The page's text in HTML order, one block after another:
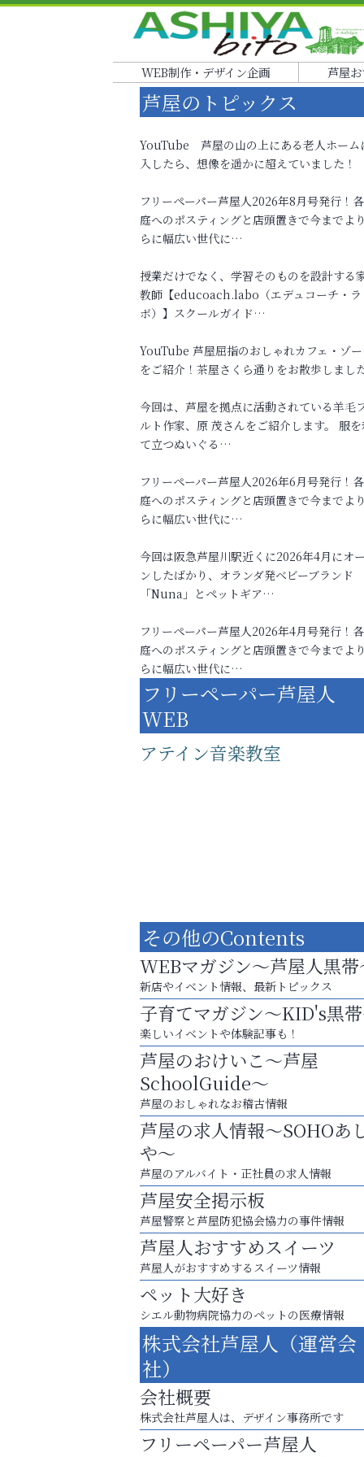
WEB制作・デザイン企画 芦屋
芦屋のトピックス
YouTube 芦屋の山の上にある老人ホーム
入したら、想像を遥かに超えていました！
フリーペーパー芦屋人2026年8月号発行！
庭へのポスティングと店頭置きで今までよ
らに幅広い世代に…
授業だけでなく、学習そのものを設計する
教師【educoach.labo（エデュコーチ・ラ
ボ）】スクールガイド…
YouTube 芦屋屈指のおしゃれカフェ・ゾ
をご紹介！茶屋さくら通りをお散歩しまし
今回は、芦屋を拠点に活動されている羊毛
ルト作家、原 茂さんをご紹介します。 服
て立つぬいぐる…
フリーペーパー芦屋人2026年6月号発行！
庭へのポスティングと店頭置きで今までよ
らに幅広い世代に…
今回は阪急芦屋川駅近くに2026年4月にオ
ンしたばかり、オランダ発ベビーブランド
「Nuna」とペットギア…
フリーペーパー芦屋人2026年4月号発行！
庭へのポスティングと店頭置きで今までよ
らに幅広い世代に…
フリーペーパー芦屋人
WEB
アテイン音楽教室
あなたらしく奏でる、音楽の時間
阪神相続相談協会
まずは話してみませんか？
「相続」無料相談会カフェ
南芦屋浜皮膚科クリニック
その他のContents
WEBマガジン～芦屋人黒帯
新店やイベント情報、最新トピックス
子育てマガジン～KID's黒
楽しいイベントや体験記事も！
芦屋のおけいこ～芦屋
SchoolGuide～
芦屋のおしゃれなお稽古情報
芦屋の求人情報～SOHOあ
や～
芦屋のアルバイト・正社員の求人情報
芦屋安全掲示板
芦屋警察と芦屋防犯協会協力の事件情報
芦屋人おすすめスイーツ
芦屋人がおすすめするスイーツ情報
ペット大好き
シエル動物病院協力のペットの医療情報
株式会社芦屋人（運営会
社）
会社概要
株式会社芦屋人は、デザイン事務所です
フリーペーパー芦屋人